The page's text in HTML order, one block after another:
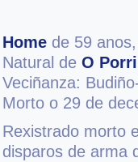
Home de 59
Natural de O
Veciñanza:
Morto o 29 de
Rexistrado morto
disparos de arma